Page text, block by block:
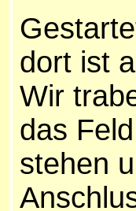
dort ist
Wir
das
stehen